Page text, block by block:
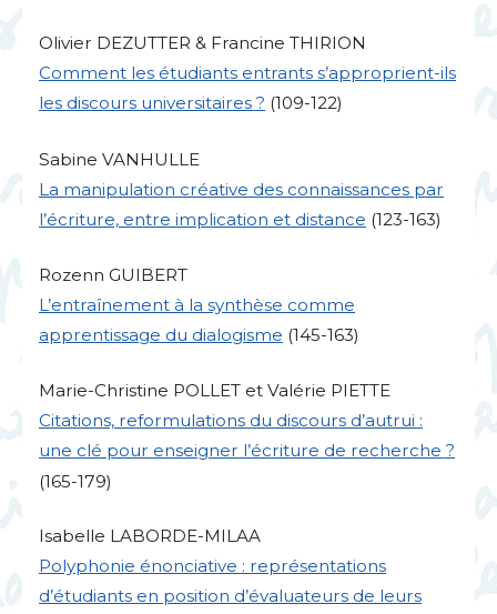
Olivier DEZUTTER & Francine THIRION
Comment les étudiants entrants s’approprient-ils
les discours universitaires ? (109-122)
Sabine VANHULLE
La manipulation créative des connaissances par
l’écriture, entre implication et distance (123-163)
Rozenn GUIBERT
L’entraînement à la synthèse comme
apprentissage du dialogisme (145-163)
Marie-Christine POLLET et Valérie PIETTE
Citations, reformulations du discours d’autrui :
une clé pour enseigner l’écriture de recherche ?
(165-179)
Isabelle LABORDE-MILAA
Polyphonie énonciative : représentations
d’étudiants en position d’évaluateurs de leurs